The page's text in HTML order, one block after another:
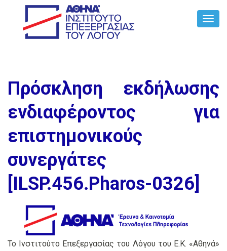
Πρόσκληση εκδήλωσης
ενδιαφέροντος για
επιστημονικούς
συνεργάτες
[ILSP.456.Pharos-0326]
Το Ινστιτούτο Επεξεργασίας του Λόγου του Ε.Κ. «Αθηνά»